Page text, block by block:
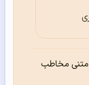
متنی مخاطب